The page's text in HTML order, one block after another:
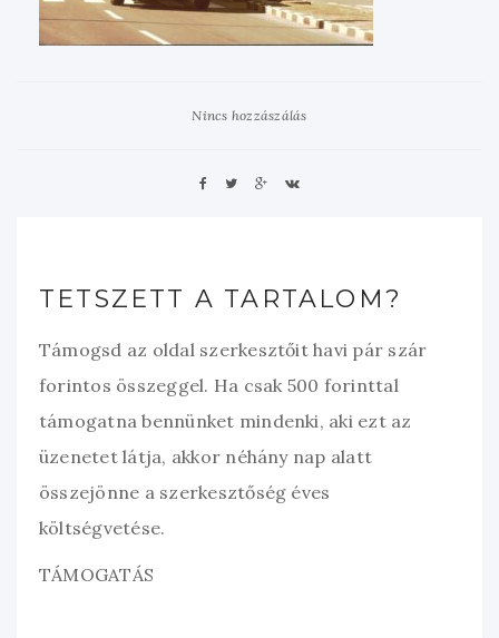
Nincs hozzászálás
TETSZETT A TARTALOM?
Támogsd az oldal szerkesztőit havi pár szár
forintos összeggel. Ha csak 500 forinttal
támogatna bennünket mindenki, aki ezt az
üzenetet látja, akkor néhány nap alatt
összejönne a szerkesztőség éves
költségvetése.
TÁMOGATÁS